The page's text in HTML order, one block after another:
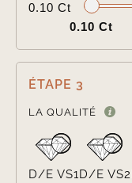
0.10 Ct
0.10 Ct
ÉTAPE 3
LA QUALITÉ
D/E VS1D/E VS2